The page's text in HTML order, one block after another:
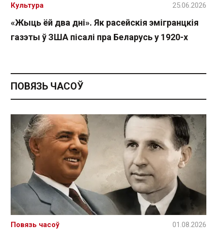
«Жыць ёй два дні». Як расейскія эмігранцкія
газэты ў ЗША пісалі пра Беларусь у 1920-х
Культура 25.06.2026
ПОВЯЗЬ ЧАСОЎ
Повязь часоў 01.08.2026